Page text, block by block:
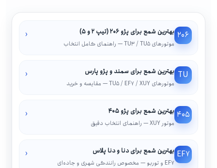
206 بهترین شمع برای پژو ۲۰۶ (تیپ ۲ و ۵)
موتورهای TU3 / TU5 — راهنمای کامل انتخاب
‹
TU بهترین شمع برای سمند و پژو پارس
موتورهای TU5 / EF7 / XUY — مقایسه و خرید
‹
405 بهترین شمع برای پژو ۴۰۵
موتور XUY — راهنمای انتخاب دقیق
‹
EF7 بهترین شمع برای دنا و دنا پلاس
EF7 و توربو — مخصوص رانندگی شهری و جاده‌ای
‹